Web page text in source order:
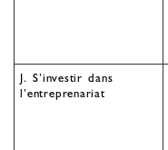
J. S’investir dans
l’entreprenariat